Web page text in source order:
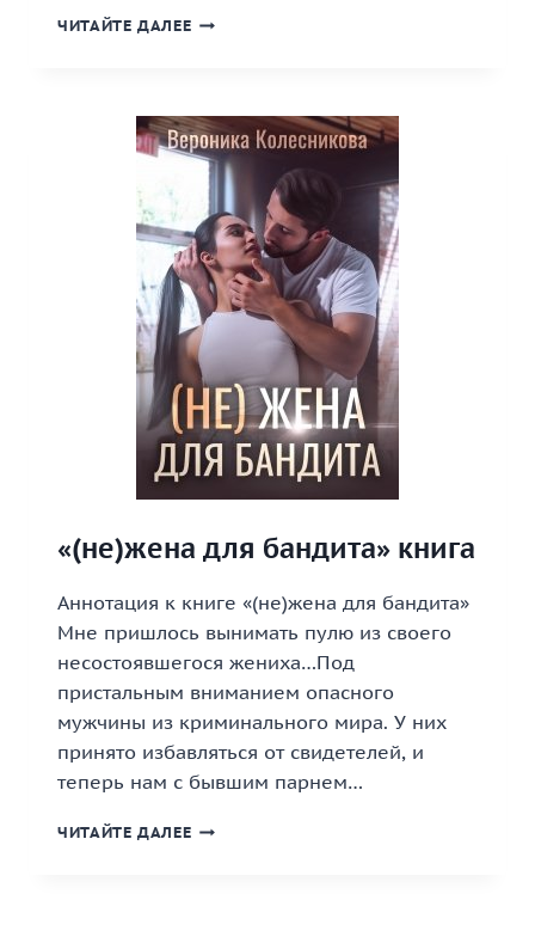
ЧИТАЙТЕ ДАЛЕЕ «ТЫ
КНИГА
«(не)жена для бандита» книга
Аннотация к книге «(не)жена для бандита»
Мне пришлось вынимать пулю из своего
несостоявшегося жениха…Под
пристальным вниманием опасного
мужчины из криминального мира. У них
принято избавляться от свидетелей, и
теперь нам с бывшим парнем…
ЧИТАЙТЕ ДАЛЕЕ «(НЕ)ЖЕНА